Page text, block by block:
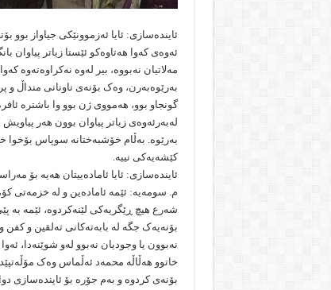
ئایندەسازی: ئایا ئەزموونێکی جیاواز بوو
ئەوەی کەوا هەتاوەکو ئێستا زیاتر پیاوان
مەلاتیان نەبووە، بیر لەوە نەکراوەتەوە
بەرێوەبەرن، وەک بۆنەی ناونانی منداڵ و
گونجاو بوو، هەمووی ژن بوو وا باشترە
لەبەرئەوەی زیاتر پیاوان بوون هەر پیاویش
بەرێوە. بەڵام خۆشبەختانە سوپاس بۆخوا
کێشەیەکی نییە.
ئایندەسازی: ئایا ئامادەییتان هەیە بۆ
م. سومەیە: ئێمە ئامادەین و لە خزمەتی
شەرع هیچ ڕێگریەکی لێنەکردوە، ئێمە بە
بۆنەیەک جگە لە بابەتەکانی تەلقین و کفن
نەبوون یا وجودیان نەبوو لەو شوێنەدا،
خاتوو هەڵاڵە محمەد ئەڵماس وەک
بۆنەی کردوە و بەم جۆرە بۆ ئایندەسازی